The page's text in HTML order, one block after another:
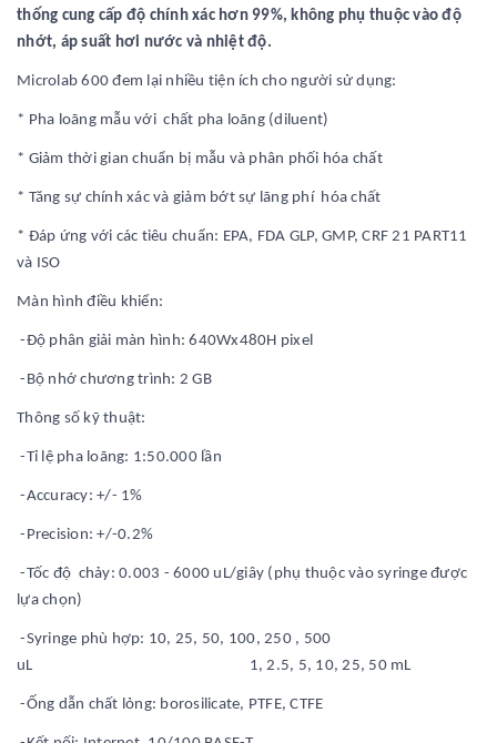
thống cung cấp độ chính xác hơn 99%, không phụ thuộc vào độ
nhớt, áp suất hơi nước và nhiệt độ.
Microlab 600 đem lại nhiều tiện ích cho người sử dụng:
* Pha loãng mẫu với chất pha loãng (diluent)
* Giảm thời gian chuẩn bị mẫu và phân phối hóa chất
* Tăng sự chính xác và giảm bớt sự lãng phí hóa chất
* Đáp ứng với các tiêu chuẩn: EPA, FDA GLP, GMP, CRF 21 PART11
và ISO
Màn hình điều khiển:
-Độ phân giải màn hình: 640Wx480H pixel
-Bộ nhớ chương trình: 2 GB
Thông số kỹ thuật:
-Tỉ lệ pha loãng: 1:50.000 lần
-Accuracy: +/- 1%
-Precision: +/-0.2%
-Tốc độ chảy: 0.003 - 6000 uL/giây (phụ thuộc vào syringe được
lựa chọn)
-Syringe phù hợp: 10, 25, 50, 100, 250 , 500
uL 1, 2.5, 5, 10, 25, 50 mL
-Ống dẫn chất lỏng: borosilicate, PTFE, CTFE